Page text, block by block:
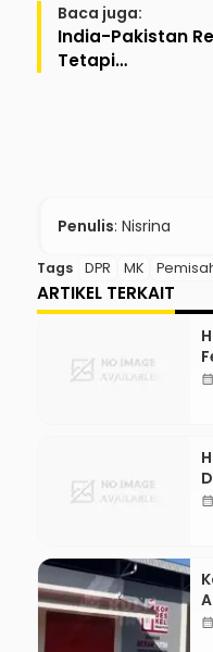
Baca juga:
India-Pakistan
Tetapi…
Penulis: Nisrina
Tags DPR MK
ARTIKEL TERKAIT
calendar_month
calendar_month
calendar_month